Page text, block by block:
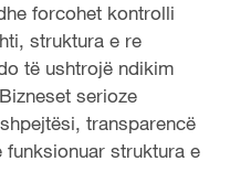
forcohet kontrolli
struktura e re
të ushtrojë ndikim
serioze
transparencë
struktura e